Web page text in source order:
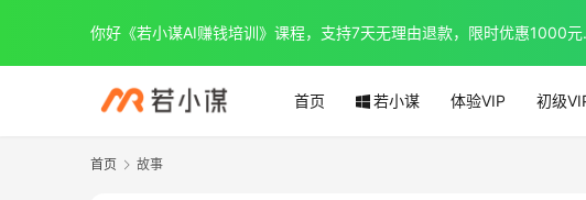
首页 若小谋 体验VIP 初级
首页 故事
你好《若小谋AI赚钱培训》课程，支持7天无理由退款，限时优惠1000